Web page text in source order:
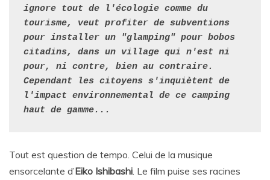
ignore tout de l'écologie comme du
tourisme, veut profiter de subventions
pour installer un "glamping" pour bobos
citadins, dans un village qui n'est ni
pour, ni contre, bien au contraire.
Cependant les citoyens s'inquiètent de
l'impact environnemental de ce camping
haut de gamme...
Tout est question de tempo. Celui de la musique
ensorcelante d’Eiko Ishibashi . Le film puise ses racines